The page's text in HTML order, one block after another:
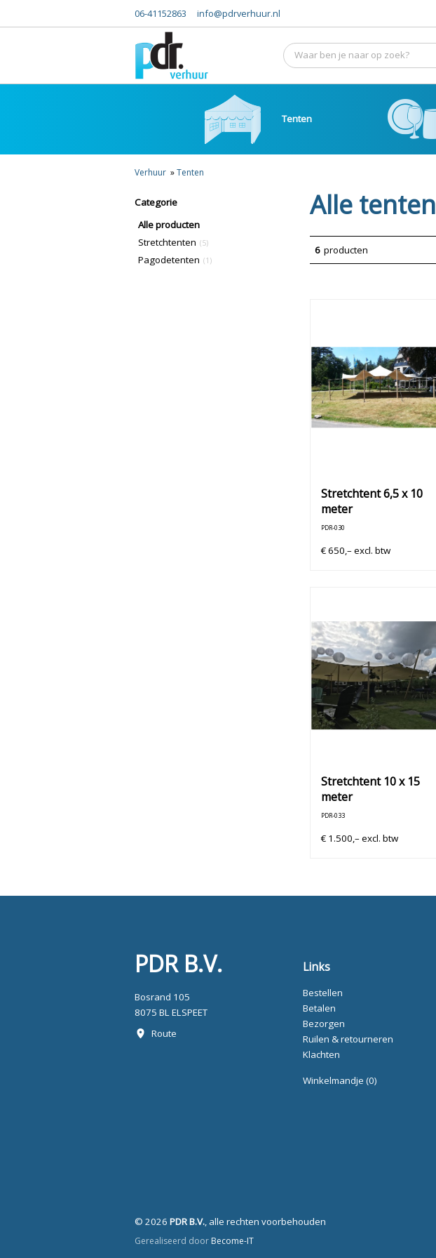
06-41152863 info@pdrverhuur.nl
Tenten
Verhuur »Tenten
Categorie
Alle producten
Stretchtenten (5)
Pagodetenten (1)
Alle tenten
6 producten
Stretchtent 6,5 x 10
meter
PDR-030
€650,–excl. btw
Stretchtent 10 x 15
meter
PDR-033
€ 1.500,–excl. btw
PDR B.V.
Bosrand 105
8075 BL ELSPEET
Route
Links
Bestellen
Betalen
Bezorgen
Ruilen & retourneren
Klachten
Winkelmandje (0)
© 2026 PDR B.V., alle rechten voorbehouden
Gerealiseerd door Become-IT